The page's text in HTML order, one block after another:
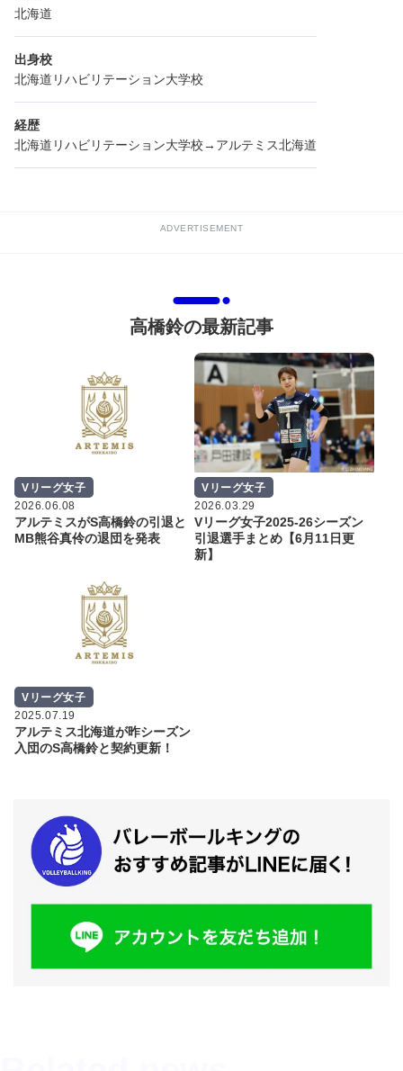
北海道
出身校
北海道リハビリテーション大学校
経歴
北海道リハビリテーション大学校→アルテミス北海道
ADVERTISEMENT
高橋鈴の最新記事
Vリーグ女子
2026.06.08
アルテミスがS高橋鈴の引退と
MB熊谷真伶の退団を発表
Vリーグ女子
2026.03.29
Vリーグ女子2025-26シーズン
引退選手まとめ【6月11日更
新】
Vリーグ女子
2025.07.19
アルテミス北海道が昨シーズン
入団のS高橋鈴と契約更新！